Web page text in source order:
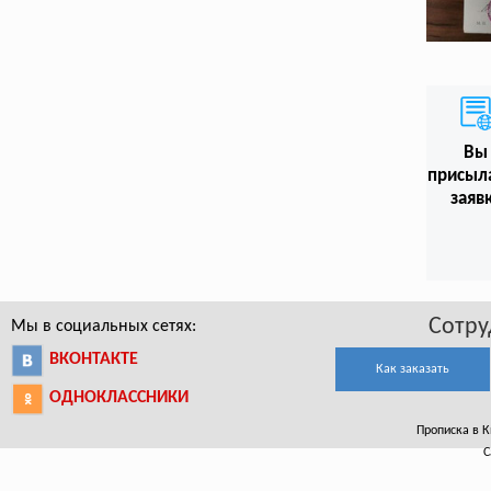
Вы
Мы в социальных сетях:
ВКОНТАКТЕ
ОДНОКЛАССНИКИ
Как заказать
Прописка в